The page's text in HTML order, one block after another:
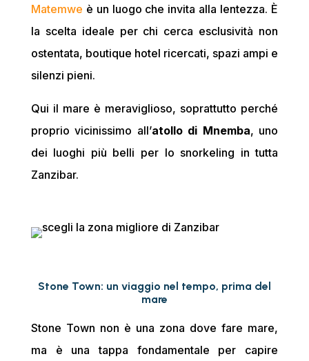
Matemwe è un luogo che invita alla lentezza. È
la scelta ideale per chi cerca esclusività non
ostentata, boutique hotel ricercati, spazi ampi e
silenzi pieni.
Qui il mare è meraviglioso, soprattutto perché
proprio vicinissimo all’atollo di Mnemba, uno
dei luoghi più belli per lo snorkeling in tutta
Zanzibar.
Stone Town: un viaggio nel tempo, prima del
mare
Stone Town non è una zona dove fare mare,
ma è una tappa fondamentale per capire